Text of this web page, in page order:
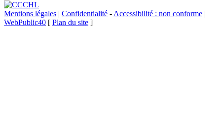
Mentions légales | Confidentialité - Accessibilité : non conforme |
WebPublic40 [ Plan du site ]